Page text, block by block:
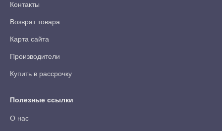
Контакты
Возврат товара
Карта сайта
Производители
Купить в рассрочку
Полезные ссылки
О нас